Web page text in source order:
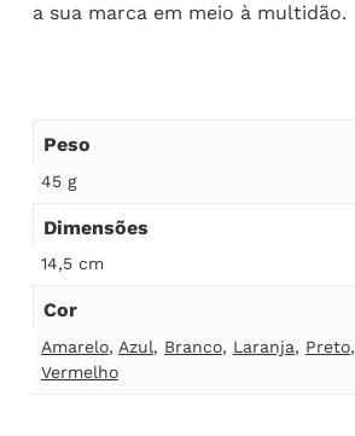
a sua marca em meio à multidão.
Peso
45 g
Dimensões
14,5 cm
Cor
Amarelo, Azul, Branco, Laranja, Preto,
Vermelho